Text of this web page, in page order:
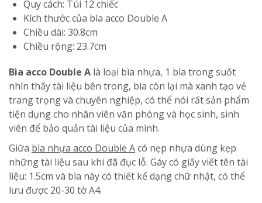
Quy cách: Túi 12 chiếc
Kích thước của bìa acco Double A
Chiều dài: 30.8cm
Chiều rộng: 23.7cm
Bìa acco Double A là loại bìa nhựa, 1 bìa trong suốt
nhìn thấy tài liệu bên trong, bìa còn lại mà xanh tạo vẻ
trang trọng và chuyên nghiệp, có thể nói rất sản phẩm
tiện dụng cho nhân viên văn phòng và học sinh, sinh
viên để bảo quản tài liệu của mình.
Giữa bìa nhựa acco Double Acó nẹp nhựa dùng kẹp
những tài liệu sau khi đã đục lỗ. Gáy có giấy viết tên tài
liệu: 1.5cm và bìa này có thiết kế dạng chữ nhật, có thể
lưu được 20-30 tờ A4.